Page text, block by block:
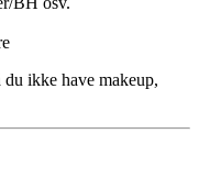
ikke have makeup,